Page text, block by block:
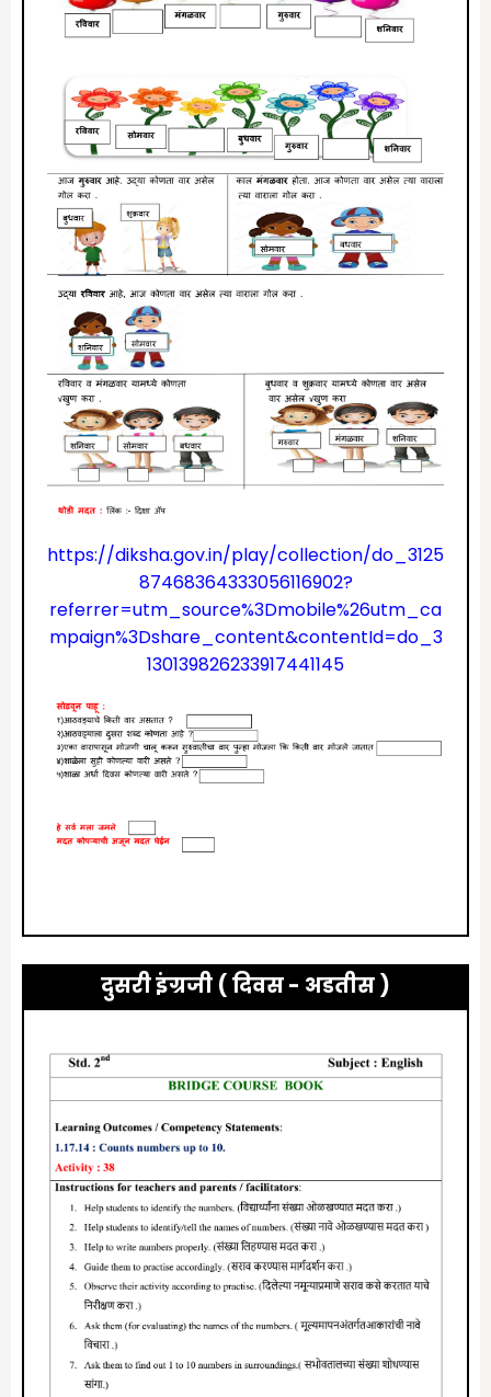
https://diksha.gov.in/play/collection/do_3125
87468364333056116902?
referrer=utm_source%3Dmobile%26utm_ca
mpaign%3Dshare_content&contentId=do_3
130139826233917441145
दुसरी इंग्रजी ( दिवस - अडतीस )